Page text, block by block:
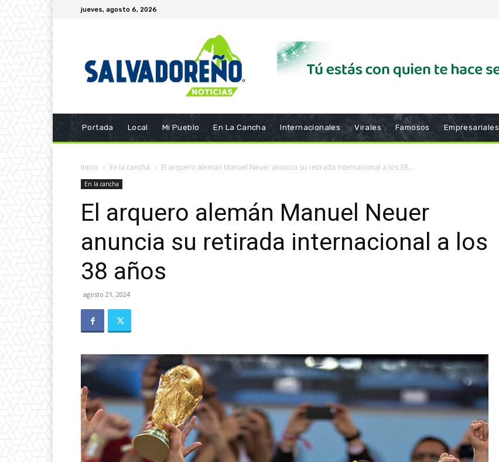
jueves, agosto 6, 2026
Portada Local Mi Pueblo En La Cancha Internacionales Virales Famosos Empresariales
Inicio En la cancha El arquero alemán Manuel Neuer anuncia su retirada internacional a los 38...
En la cancha
El arquero alemán Manuel Neuer
anuncia su retirada internacional a los
38 años
agosto 21, 2024